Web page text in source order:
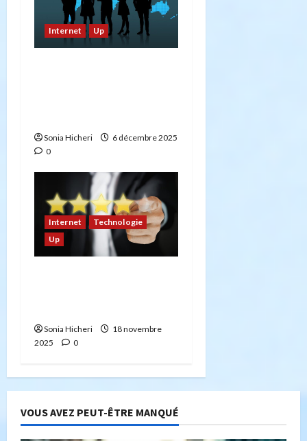
Internet Up
Sonia Hicheri
6 décembre 2025
0
Internet
Technologie
Up
Sonia Hicheri
18 novembre
2025
0
VOUS AVEZ PEUT-ÊTRE MANQUÉ